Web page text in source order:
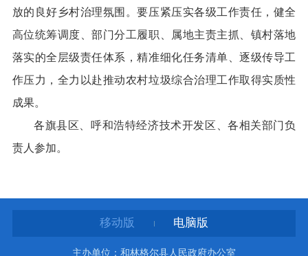
放的良好乡村治理氛围。要压紧压实各级工作责任，健全
高位统筹调度、部门分工履职、属地主责主抓、镇村落地
落实的全层级责任体系，精准细化任务清单、逐级传导工
作压力，全力以赴推动农村垃圾综合治理工作取得实质性
成果。
各旗县区、呼和浩特经济技术开发区、各相关部门负
责人参加。
移动版 电脑版
主办单位：和林格尔县人民政府办公室